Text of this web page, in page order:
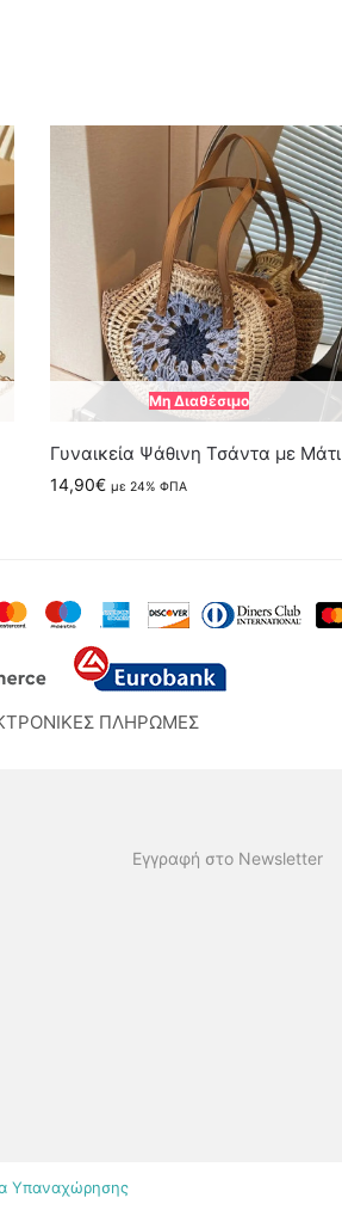
Μη Διαθέσιμο
Γυναικεία Ψάθινη Τσάντα με Μάτι
14,90€ με 24% ΦΠΑ
ΠΛΗΡΩΜΕΣ
Εγγραφή στο Newsletter
Υπαναχώρησης